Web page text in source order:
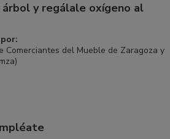
y regálale oxígeno al
Comerciantes del Mueble de Zaragoza y